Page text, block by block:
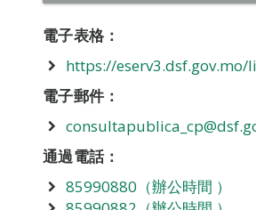
電子表格：
https://
電子郵件：
通過電話：
85990880（辦公時間 ）